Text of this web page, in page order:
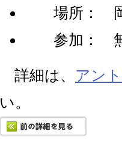
場所： 岡
参加：
詳細は、 アン
い。